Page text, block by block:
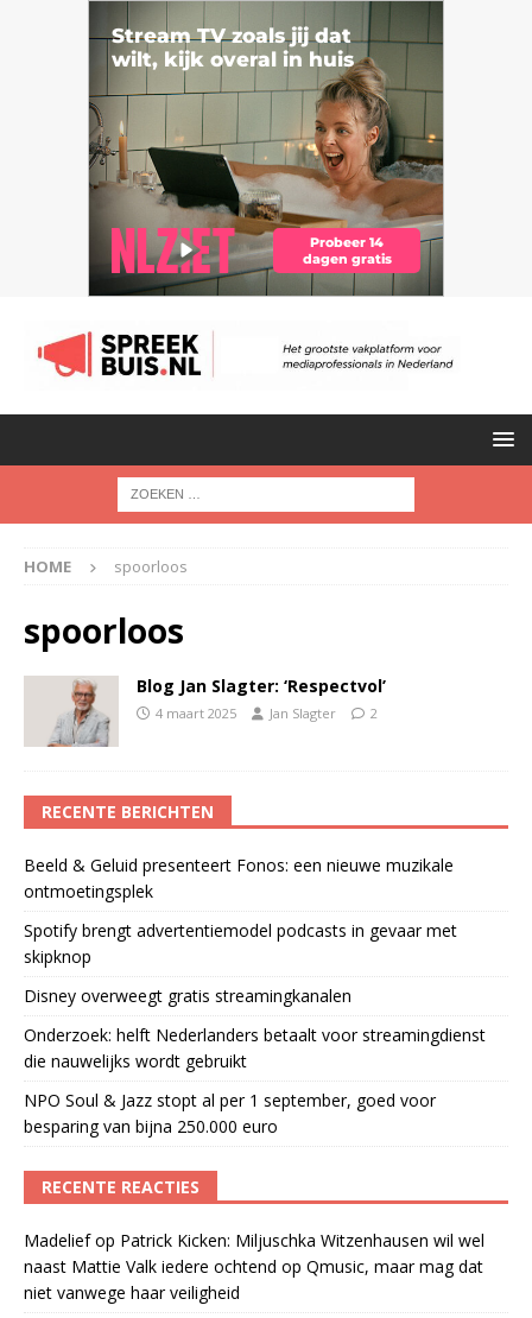
HOME spoorloos
spoorloos
Blog Jan Slagter: ‘Respectvol’
4 maart 2025 Jan Slagter 2
RECENTE BERICHTEN
Beeld & Geluid presenteert Fonos: een nieuwe muzikale
ontmoetingsplek
Spotify brengt advertentiemodel podcasts in gevaar met
skipknop
Disney overweegt gratis streamingkanalen
Onderzoek: helft Nederlanders betaalt voor streamingdienst
die nauwelijks wordt gebruikt
NPO Soul & Jazz stopt al per 1 september, goed voor
besparing van bijna 250.000 euro
RECENTE REACTIES
Madeliefop Patrick Kicken: Miljuschka Witzenhausen wil wel
naast Mattie Valk iedere ochtend op Qmusic, maar mag dat
niet vanwege haar veiligheid